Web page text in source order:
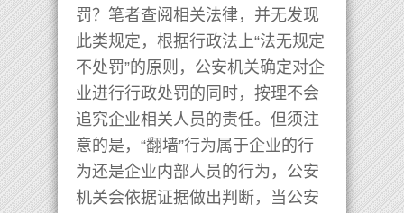
罚？笔者查阅相关法律，并无发现
此类规定，根据行政法上“法无规定
不处罚”的原则，公安机关确定对企
业进行行政处罚的同时，按理不会
追究企业相关人员的责任。但须注
意的是，“翻墙”行为属于企业的行
为还是企业内部人员的行为，公安
机关会依据证据做出判断，当公安